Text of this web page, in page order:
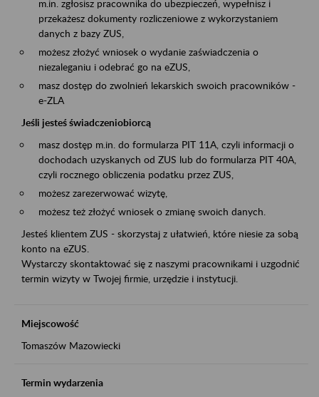
m.in. zgłosisz pracownika do ubezpieczeń, wypełnisz i
przekażesz dokumenty rozliczeniowe z wykorzystaniem
danych z bazy ZUS,
możesz złożyć wniosek o wydanie zaświadczenia o
niezaleganiu i odebrać go na eZUS,
masz dostęp do zwolnień lekarskich swoich pracowników -
e-ZLA
Jeśli jesteś świadczeniobiorcą
masz dostęp m.in. do formularza PIT 11A, czyli informacji o
dochodach uzyskanych od ZUS lub do formularza PIT 40A,
czyli rocznego obliczenia podatku przez ZUS,
możesz zarezerwować wizytę,
możesz też złożyć wniosek o zmianę swoich danych.
Jesteś klientem ZUS - skorzystaj z ułatwień, które niesie za sobą
konto na eZUS.
Wystarczy skontaktować się z naszymi pracownikami i uzgodnić
termin wizyty w Twojej firmie, urzędzie i instytucji.
Miejscowość
Tomaszów Mazowiecki
Termin wydarzenia